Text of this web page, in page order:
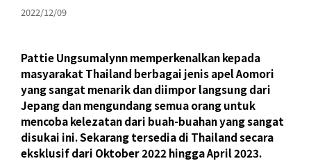
2022/12/09
Pattie Ungsumalynn memperkenalkan kepada
masyarakat Thailand berbagai jenis apel Aomori
yang sangat menarik dan diimpor langsung dari
Jepang dan mengundang semua orang untuk
mencoba kelezatan dari buah-buahan yang sangat
disukai ini. Sekarang tersedia di Thailand secara
eksklusif dari Oktober 2022 hingga April 2023.